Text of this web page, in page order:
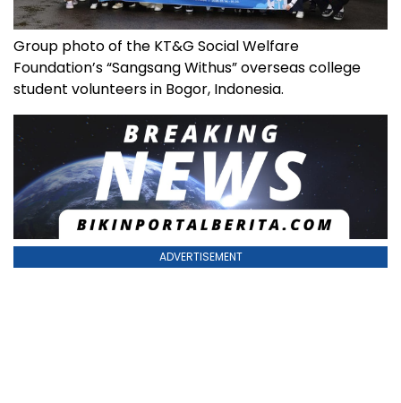
Group photo of the KT&G Social Welfare
Foundation’s “Sangsang Withus” overseas college
student volunteers in Bogor, Indonesia.
ADVERTISEMENT